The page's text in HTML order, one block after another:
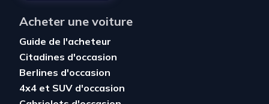
Acheter une voiture
Guide de l'acheteur
Citadines d'occasion
Berlines d'occasion
4x4 et SUV d'occasion